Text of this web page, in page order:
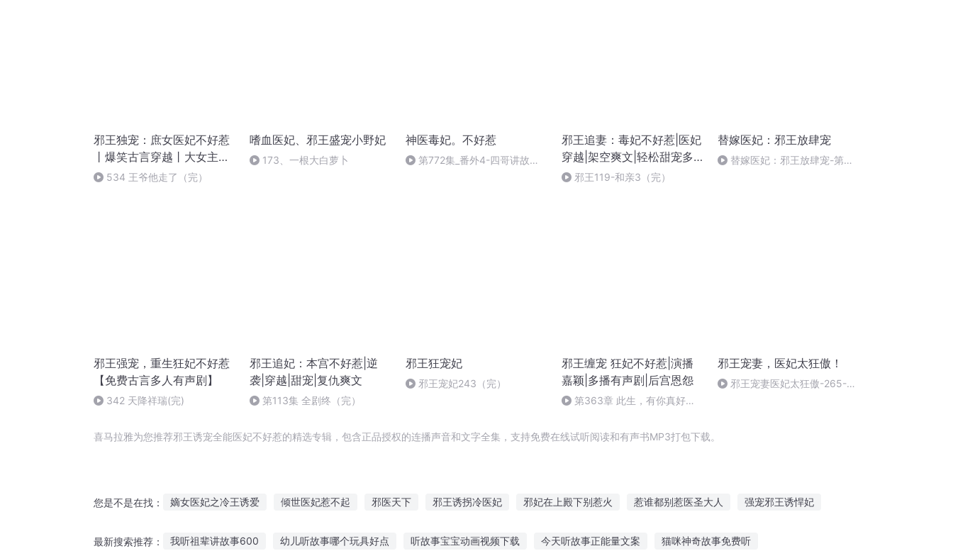
邪王独宠：庶女医妃不好惹
丨爆笑古言穿越丨大女主权
谋爽文
534 王爷他走了（完）
嗜血医妃、邪王盛宠小野妃
173、一根大白萝卜
神医毒妃。不好惹
第772集_番外4-四哥讲故
邪王追妻：毒妃不好惹|医妃
穿越|架空爽文|轻松甜宠多
人剧邪王119-和亲3（完）
替嫁医妃：邪王放肆宠
替嫁医妃：邪王放肆宠-第七
邪王强宠，重生狂妃不好惹
【免费古言多人有声剧】
342 天降祥瑞(完)
邪王追妃：本宫不好惹|逆
袭|穿越|甜宠|复仇爽文
第113集 全剧终（完）
邪王狂宠妃
邪王宠妃243（完）
邪王缠宠 狂妃不好惹|演播
嘉颖|多播有声剧|后宫恩怨
第363章 此生，有你真好
邪王宠妻，医妃太狂傲！
邪王宠妻医妃太狂傲-265-大
喜马拉雅为您推荐邪王诱宠全能医妃不好惹的精选专辑，包含正品授权的连播声音和文字全集，支持免费在线试听阅读和有声书MP3打包下载。
您是不是在找： 嫡女医妃之冷王诱爱 倾世医妃惹不起 邪医天下 邪王诱拐冷医妃 邪妃在上殿下别惹火 惹谁都别惹医圣大人 强宠邪王诱悍妃
最新搜索推荐： 我听祖辈讲故事600 幼儿听故事哪个玩具好点 听故事宝宝动画视频下载 今天听故事正能量文案 猫咪神奇故事免费听